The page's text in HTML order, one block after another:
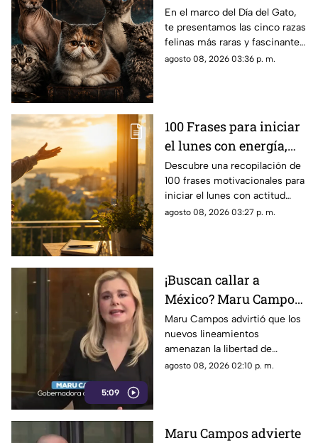
raras del mundo
En el marco del Día del Gato,
te presentamos las cinco razas
felinas más raras y fascinantes
del planeta por sus singulares
agosto 08, 2026 03:36 p. m.
100 Frases para iniciar
el lunes con energía,
motivación y éxito
Descubre una recopilación de
100 frases motivacionales para
iniciar el lunes con actitud
positiva, superar la rutina y
agosto 08, 2026 03:27 p. m.
5:09
¡Buscan callar a
México? Maru Campos
rechaza regulaciones
que amenazan la
libertad de expresión y
sancionan a la prensa
Maru Campos advirtió que los
nuevos lineamientos
amenazan la libertad de
expresión al permitir al poder
agosto 08, 2026 02:10 p. m.
Maru Campos advierte